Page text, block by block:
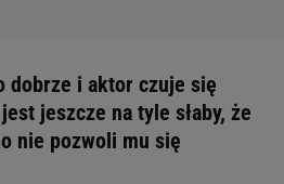
dobrze i aktor czuje się
jeszcze na tyle słaby, że
nie pozwoli mu się